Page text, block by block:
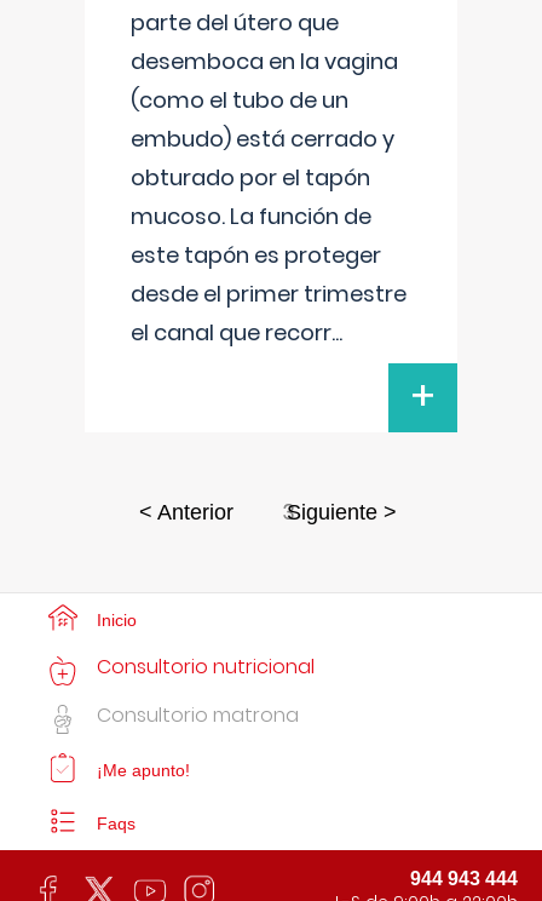
parte del útero que
desemboca en la vagina
(como el tubo de un
embudo) está cerrado y
obturado por el tapón
mucoso. La función de
este tapón es proteger
desde el primer trimestre
el canal que recorr...
+
< Anterior 3Siguiente >
Inicio
Consultorio nutricional
Consultorio matrona
¡Me apunto!
Faqs
944 943 444